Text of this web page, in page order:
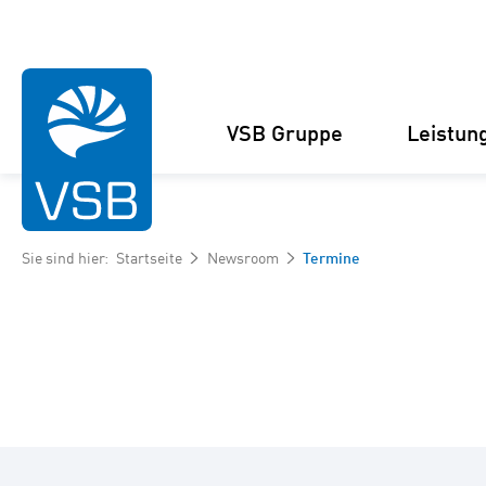
VSB Gruppe
Sie sind hier: Startseite Newsroom Termine